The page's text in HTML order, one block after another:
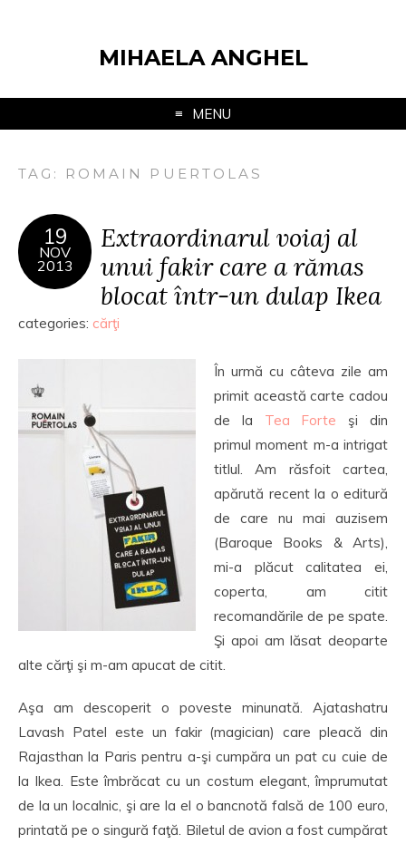
MIHAELA ANGHEL
MENU
TAG: ROMAIN PUERTOLAS
19
NOV
2013
Extraordinarul voiaj al
unui fakir care a rămas
blocat într-un dulap Ikea
categories: cărţi
În urmă cu câteva zile am
primit această carte cadou
de la Tea Forte şi din
primul moment m-a intrigat
titlul. Am răsfoit cartea,
apărută recent la o editură
de care nu mai auzisem
(Baroque Books & Arts),
mi-a plăcut calitatea ei,
coperta, am citit
recomandările de pe spate.
Şi apoi am lăsat deoparte
alte cărţi şi m-am apucat de citit.
Aşa am descoperit o poveste minunată. Ajatashatru
Lavash Patel este un fakir (magician) care pleacă din
Rajasthan la Paris pentru a-şi cumpăra un pat cu cuie de
la Ikea. Este îmbrăcat cu un costum elegant, împrumutat
de la un localnic, şi are la el o bancnotă falsă de 100 euro,
printată pe o singură faţă. Biletul de avion a fost cumpărat